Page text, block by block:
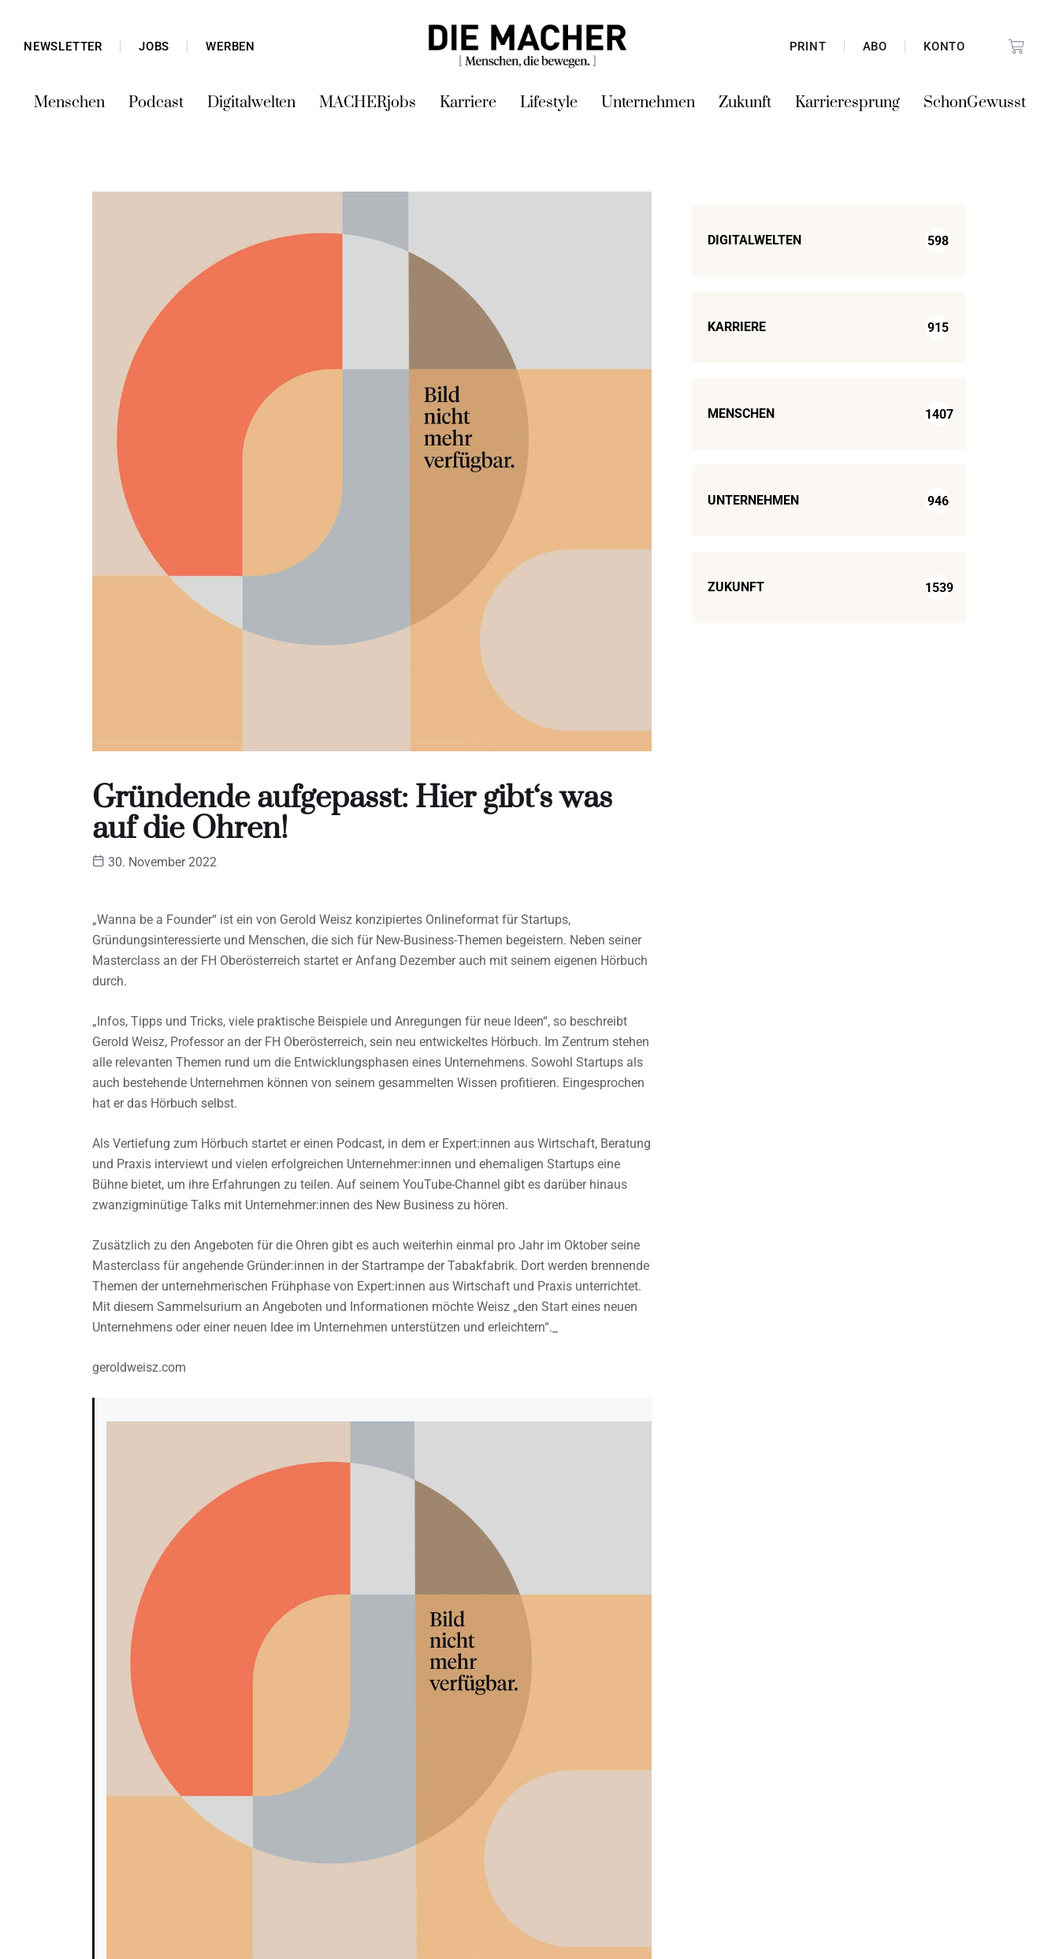
NEWSLETTER JOBS WERBEN PRINT ABO KONTO
Menschen Podcast Digitalwelten MACHERjobs Karriere Lifestyle Unternehmen Zukunft Karrieresprung SchonGewusst
Gründende aufgepasst: Hier gibt‘s was
auf die Ohren!
30. November 2022
„Wanna be a Founder“ ist ein von Gerold Weisz konzipiertes Onlineformat für Startups,
Gründungsinteressierte und Menschen, die sich für New-Business-Themen begeistern. Neben seiner
Masterclass an der FH Oberösterreich startet er Anfang Dezember auch mit seinem eigenen Hörbuch
durch.
„Infos, Tipps und Tricks, viele praktische Beispiele und Anregungen für neue Ideen“, so beschreibt
Gerold Weisz, Professor an der FH Oberösterreich, sein neu entwickeltes Hörbuch. Im Zentrum stehen
alle relevanten Themen rund um die Entwicklungsphasen eines Unternehmens. Sowohl Startups als
auch bestehende Unternehmen können von seinem gesammelten Wissen profitieren. Eingesprochen
hat er das Hörbuch selbst.
Als Vertiefung zum Hörbuch startet er einen Podcast, in dem er Expert:innen aus Wirtschaft, Beratung
und Praxis interviewt und vielen erfolgreichen Unternehmer:innen und ehemaligen Startups eine
Bühne bietet, um ihre Erfahrungen zu teilen. Auf seinem YouTube-Channel gibt es darüber hinaus
zwanzigminütige Talks mit Unternehmer:innen des New Business zu hören.
Zusätzlich zu den Angeboten für die Ohren gibt es auch weiterhin einmal pro Jahr im Oktober seine
Masterclass für angehende Gründer:innen in der Startrampe der Tabakfabrik. Dort werden brennende
Themen der unternehmerischen Frühphase von Expert:innen aus Wirtschaft und Praxis unterrichtet.
Mit diesem Sammelsurium an Angeboten und Informationen möchte Weisz „den Start eines neuen
Unternehmens oder einer neuen Idee im Unternehmen unterstützen und erleichtern“._
geroldweisz.com
DIGITALWELTEN 598
KARRIERE 915
MENSCHEN 1407
UNTERNEHMEN 946
ZUKUNFT 1539